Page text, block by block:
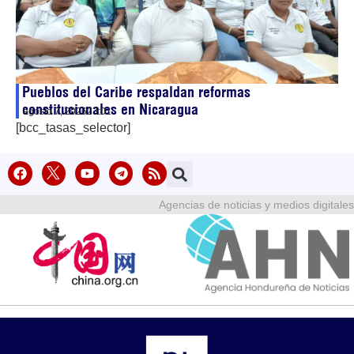
Pueblos del Caribe respaldan reformas
constitucionales en Nicaragua
agosto 7, 202623:01
[bcc_tasas_selector]
Agencias de noticias y medios digitales